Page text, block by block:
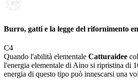
Burro, gatti e la legge del rifornimento
C4
Quando l'abilità elementale Catturaidee
l'energia elementale di Aino si ripristina di
energia di questo tipo può innescarsi una